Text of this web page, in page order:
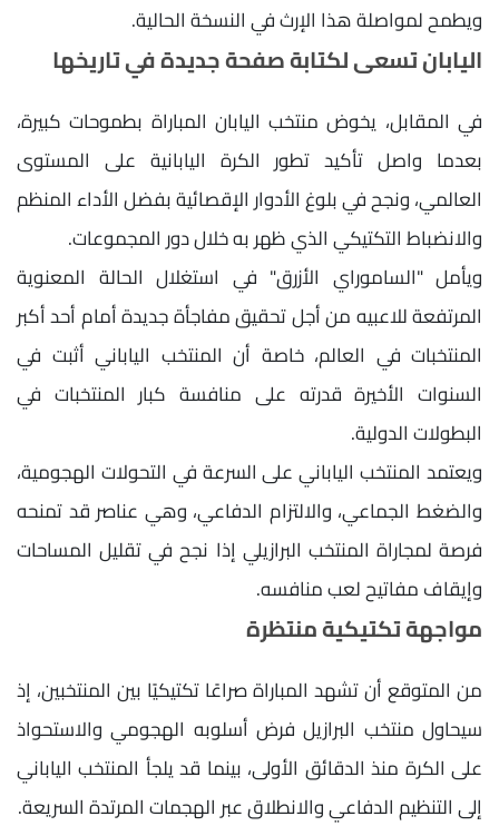
ويطمح لمواصلة هذا الإرث في النسخة الحالية.
اليابان تسعى لكتابة صفحة جديدة في تاريخها
في المقابل، يخوض منتخب اليابان المباراة بطموحات كبيرة،
بعدما واصل تأكيد تطور الكرة اليابانية على المستوى
العالمي، ونجح في بلوغ الأدوار الإقصائية بفضل الأداء المنظم
والانضباط التكتيكي الذي ظهر به خلال دور المجموعات.
ويأمل "الساموراي الأزرق" في استغلال الحالة المعنوية
المرتفعة للاعبيه من أجل تحقيق مفاجأة جديدة أمام أحد أكبر
المنتخبات في العالم، خاصة أن المنتخب الياباني أثبت في
السنوات الأخيرة قدرته على منافسة كبار المنتخبات في
البطولات الدولية.
ويعتمد المنتخب الياباني على السرعة في التحولات الهجومية،
والضغط الجماعي، والالتزام الدفاعي، وهي عناصر قد تمنحه
فرصة لمجاراة المنتخب البرازيلي إذا نجح في تقليل المساحات
وإيقاف مفاتيح لعب منافسه.
مواجهة تكتيكية منتظرة
من المتوقع أن تشهد المباراة صراعًا تكتيكيًا بين المنتخبين، إذ
سيحاول منتخب البرازيل فرض أسلوبه الهجومي والاستحواذ
على الكرة منذ الدقائق الأولى، بينما قد يلجأ المنتخب الياباني
إلى التنظيم الدفاعي والانطلاق عبر الهجمات المرتدة السريعة.